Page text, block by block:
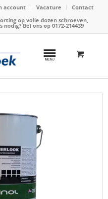
account Vacature
Contact
op volle dozen schroeven,
Bel ons op 0172-214439
OAF /